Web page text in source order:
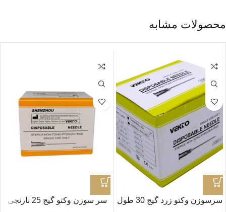
محصولات مشابه
سرسوزن وکتو زرد گیج 30 طول
سر سوزن وکتو گیج 25 نارنجی